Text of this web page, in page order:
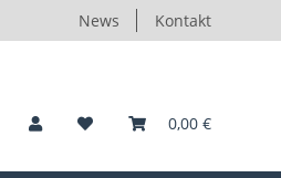
News Kontakt
0,00 €